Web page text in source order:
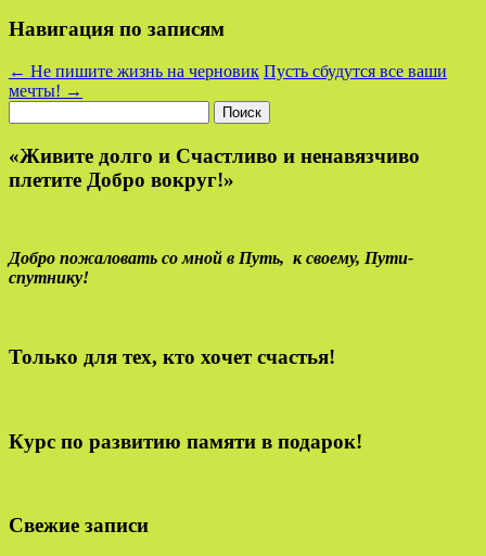
Навигация по записям
← Не пишите жизнь на черновик Пусть сбудутся все ваши
мечты! →
«Живите долго и Счастливо и ненавязчиво
плетите Добро вокруг!»
Добро пожаловать со мной в Путь, к своему, Пути-
спутнику!
Только для тех, кто хочет счастья!
Курс по развитию памяти в подарок!
Свежие записи